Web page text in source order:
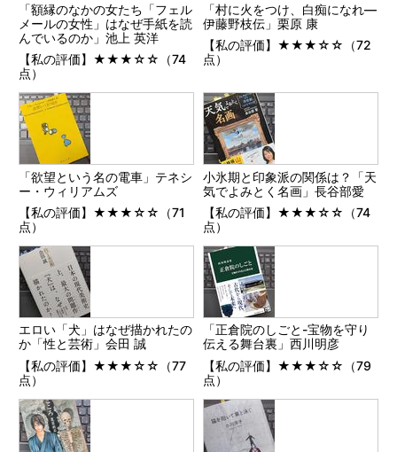
「額縁のなかの女たち「フェル
メールの女性」はなぜ手紙を読
んでいるのか」池上 英洋
【私の評価】★★★☆☆（74
点）
「村に火をつけ、白痴になれ―
伊藤野枝伝」栗原 康
【私の評価】★★★☆☆（72
点）
「欲望という名の電車」テネシ
ー・ウィリアムズ
【私の評価】★★★☆☆（71
点）
小氷期と印象派の関係は？「天
気でよみとく名画」長谷部愛
【私の評価】★★★☆☆（74
点）
エロい「犬」はなぜ描かれたの
か「性と芸術」会田 誠
【私の評価】★★★☆☆（77
点）
「正倉院のしごと-宝物を守り
伝える舞台裏」西川明彦
【私の評価】★★★☆☆（79
点）